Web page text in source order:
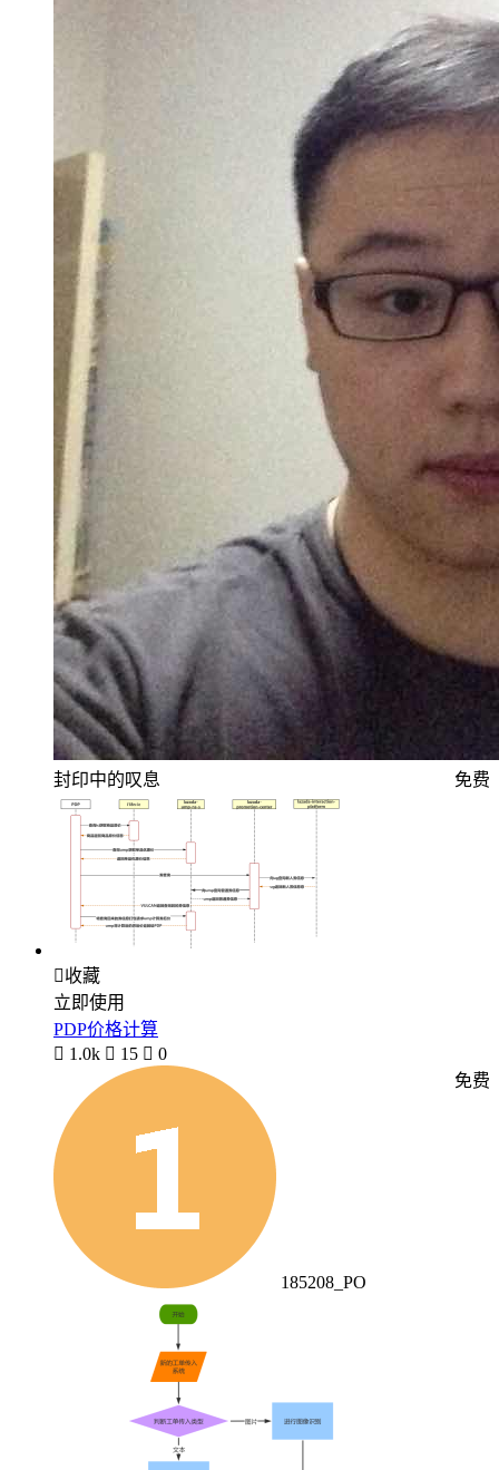
封印中的叹息 免费
收藏
立即使用
PDP价格计算
 1.0k  15  0
185208_PO
免费